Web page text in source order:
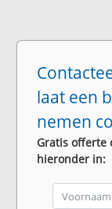
laat een
nemen
Gratis offerte
hieronder in: